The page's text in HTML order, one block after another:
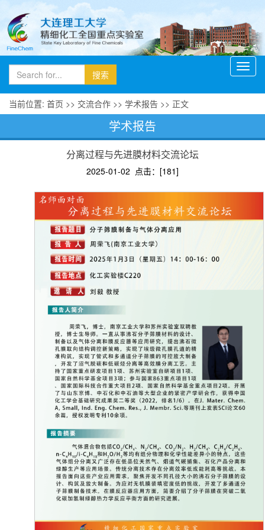
当前位置: 首页 >> 交流合作 >> 学术报告 >> 正文
学术报告
分离过程与先进膜材料交流论坛
2025-01-02 点击：[181]